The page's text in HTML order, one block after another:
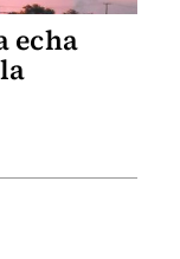
echa